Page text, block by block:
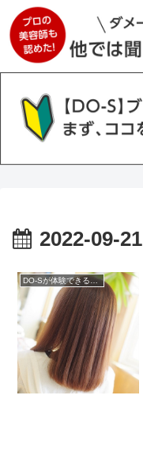
2022-09-21
DO-Sが体験できるサロン